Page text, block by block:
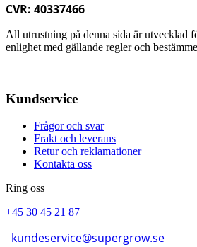
CVR: 40337466
All utrustning på denna sida är utvecklad
enlighet med gällande regler och
Kundservice
Frågor och svar
Frakt och leverans
Retur och reklamationer
Kontakta oss
Ring oss
+45 30 45 21 87
kundeservice@supergrow.se